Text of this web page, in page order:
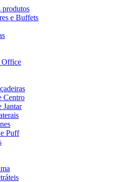
produtos
e Buffets
Office
Centro
Jantar
Puff